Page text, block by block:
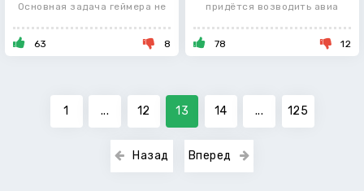
Основная задача геймера не
63
8
придётся возводить авиа
78 12
Назад
1 ... 12 13 14 ... 125
Вперед